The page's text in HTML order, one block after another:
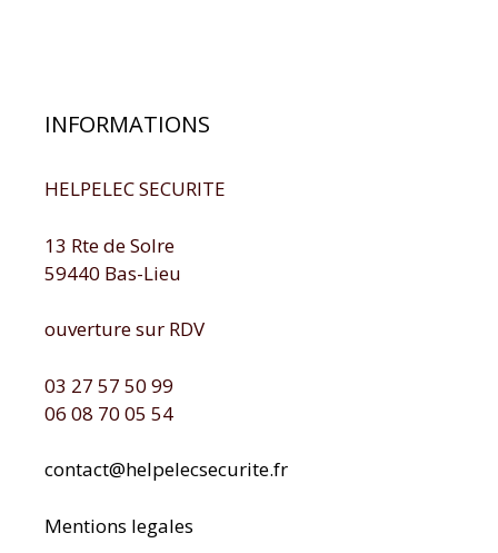
INFORMATIONS
HELPELEC SECURITE
13 Rte de Solre
59440 Bas-Lieu
ouverture sur RDV
03 27 57 50 99
06 08 70 05 54
contact@helpelecsecurite.fr
Mentions legales